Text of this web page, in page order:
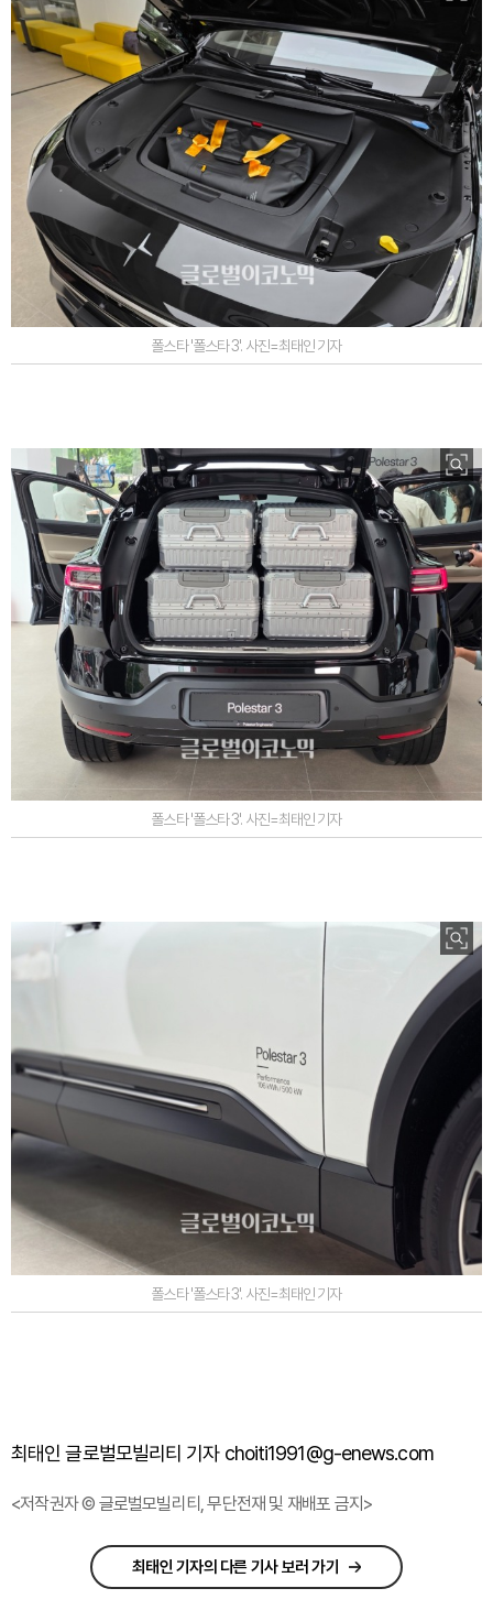
폴스타 '폴스타 3'. 사진=최태인 기자
폴스타 '폴스타 3'. 사진=최태인 기자
폴스타 '폴스타 3'. 사진=최태인 기자
최태인 글로벌모빌리티 기자 choiti1991@g-enews.com
<저작권자 © 글로벌모빌리티, 무단전재 및 재배포 금지>
최태인 기자의 다른 기사 보러 가기